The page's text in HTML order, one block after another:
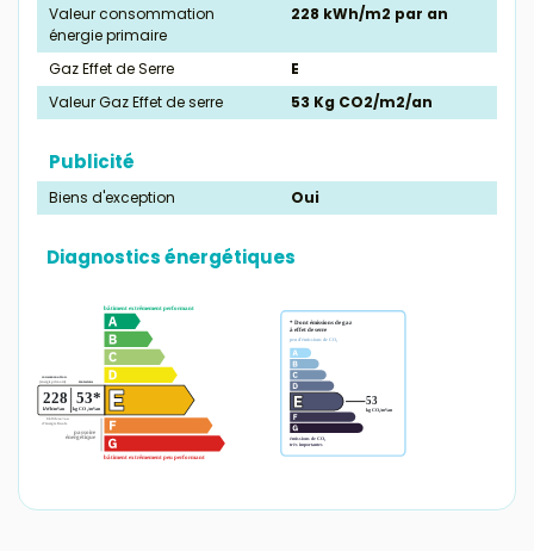
Valeur consommation
énergie primaire
228 kWh/m2 par an
Gaz Effet de Serre
E
Valeur Gaz Effet de serre
53 Kg CO2/m2/an
Publicité
Biens d'exception Oui
Diagnostics énergétiques